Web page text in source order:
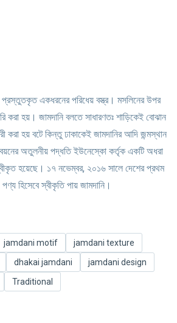
প্রস্তুতকৃত একধরনের পরিধেয় বস্ত্র। মসলিনের উপর
করা হয়। জামদানি বলতে সাধারণত‍ঃ শাড়িকেই বোঝান
করা হয় বটে কিন্তু ঢাকাকেই জামদানির আদি জন্মস্থান
অতুলনীয় পদ্ধতি ইউনেস্কো কর্তৃক একটি অধরা
হয়েছে। ১৭ নভেম্বর, ২০১৬ সালে দেশের প্রথম
হিসেবে স্বীকৃতি পায় জামদানি।
jamdani motif
jamdani texture
dhakai jamdani
jamdani design
Traditional